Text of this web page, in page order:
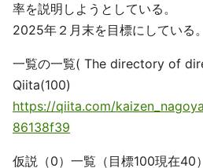
率を説明しようとしている。
2025年２月末を目標にしている。
一覧の一覧( The directory of
Qiita(100)
https://qiita.com/
86138f39
仮説（0）一覧（目標100現在40）